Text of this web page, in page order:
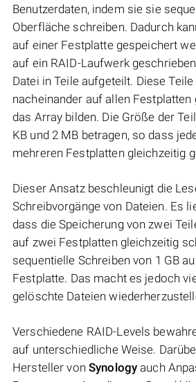
Benutzerdaten, indem sie sie
Oberfläche schreiben. Dadurch
auf einer Festplatte gespeichert
auf ein RAID-Laufwerk
Datei in Teile aufgeteilt. Diese
nacheinander auf allen Festplatten
das Array bilden. Die Größe der
KB und 2 MB betragen, so dass
mehreren Festplatten gleichzeitig
Dieser Ansatz beschleunigt die
Schreibvorgänge von Dateien. Es
dass die Speicherung von zwei
auf zwei Festplatten gleichzeitig
sequentielle Schreiben von 1 GB
Festplatte. Das macht es jedoch
gelöschte Dateien
Verschiedene RAID-Levels
auf unterschiedliche Weise.
Hersteller von Synology auch